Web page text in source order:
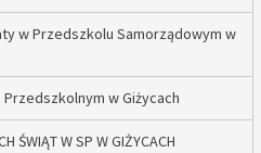
w Przedszkolu Samorządowym w
w Giżycach
ŚWIĄT W SP W GIŻYCACH